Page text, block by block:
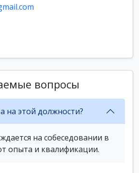
вопросы
на этой должности?
на собеседовании в
опыта и квалификации.